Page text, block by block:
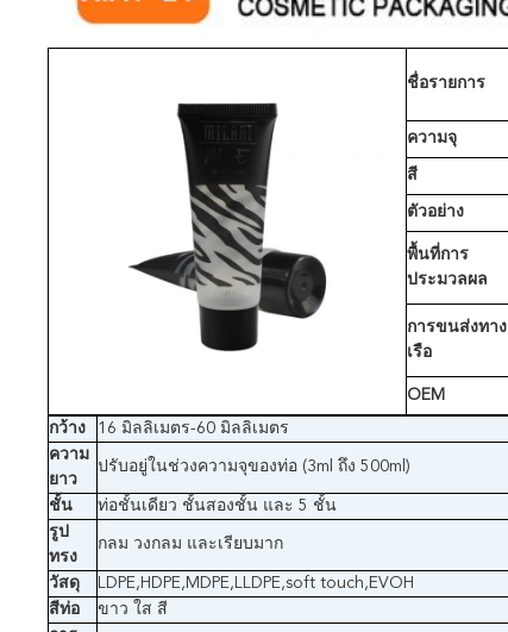
ชื่อรายการ
ความจุ
สี
ตัวอย่าง
พื้นที่การ
ประมวลผล
การขนส่งทาง
เรือ
OEM
กว้าง
16 มิลลิเมตร-60 มิลลิเมตร
ความ
ยาว
ปรับอยู่ในช่วงความจุของท่อ (3ml ถึง 500ml)
ชั้น
ท่อชั้นเดียว ชั้นสองชั้น และ 5 ชั้น
รูป
ทรง
กลม วงกลม และเรียบมาก
วัสดุ
LDPE,HDPE,MDPE,LLDPE,soft touch,EVOH
สีท่อ
ขาว ใส สี